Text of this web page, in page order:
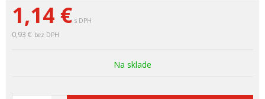
1,14 € s DPH
0,93 € bez DPH
Na sklade